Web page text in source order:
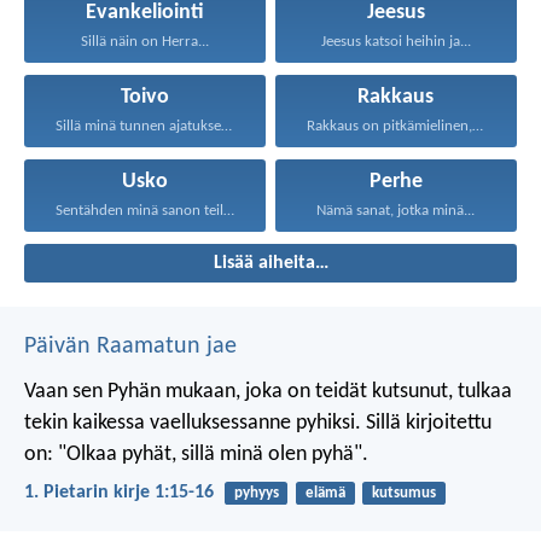
Evankeliointi
Sillä näin on Herra...
Jeesus
Jeesus katsoi heihin ja...
Toivo
Sillä minä tunnen ajatukseni...
Rakkaus
Rakkaus on pitkämielinen, rakkaus...
Usko
Sentähden minä sanon teille...
Perhe
Nämä sanat, jotka minä...
Lisää aiheita…
Päivän Raamatun jae
Vaan sen Pyhän mukaan, joka on teidät kutsunut, tulkaa
tekin kaikessa vaelluksessanne pyhiksi. Sillä kirjoitettu
on: "Olkaa pyhät, sillä minä olen pyhä".
1. Pietarin kirje 1:15-16 pyhyys elämä kutsumus